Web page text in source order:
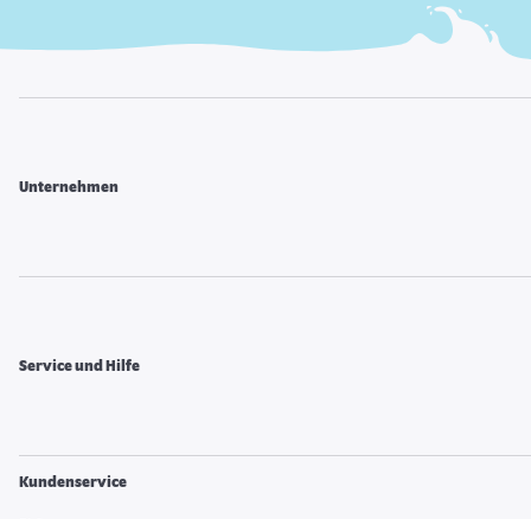
Unternehmen
Service und Hilfe
Kundenservice